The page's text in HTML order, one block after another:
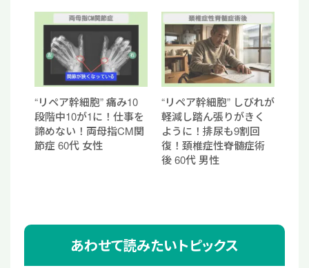
“リペア幹細胞” 痛み10
段階中10が1に！仕事を
諦めない！両母指CM関
節症 60代 女性
“リペア幹細胞” しびれが
軽減し踏ん張りがきく
ように！排尿も9割回
復！頚椎症性脊髄症術
後 60代 男性
あわせて読みたいトピックス